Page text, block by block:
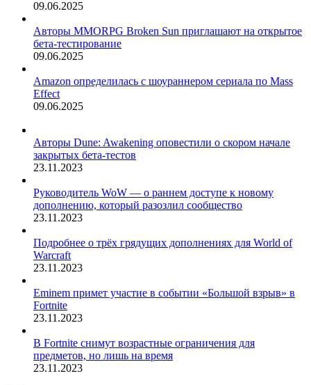
09.06.2025
Авторы MMORPG Broken Sun приглашают на открытое
бета-тестирование
09.06.2025
Amazon определилась с шоураннером сериала по Mass
Effect
09.06.2025
Авторы Dune: Awakening оповестили о скором начале
закрытых бета-тестов
23.11.2023
Руководитель WoW — о раннем доступе к новому
дополнению, который разозлил сообщество
23.11.2023
Подробнее о трёх грядущих дополнениях для World of
Warcraft
23.11.2023
Eminem примет участие в событии «Большой взрыв» в
Fortnite
23.11.2023
В Fortnite снимут возрастные ограничения для
предметов, но лишь на время
23.11.2023